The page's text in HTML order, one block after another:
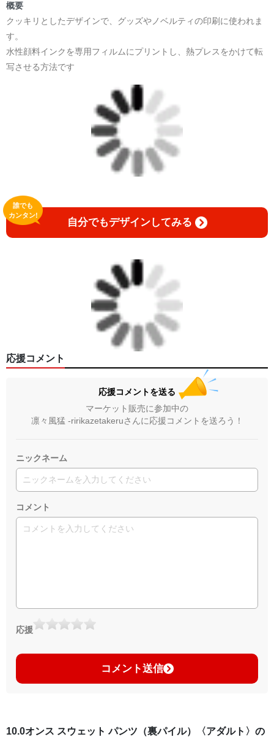
日本語版: https://amzn.asia/d/1pxD3g4
小説 [弛まぬ言霊] 挿画&グッズカタログ
<デザイン画集:Comics Style Version.>
＜著者:挿画作成＞ 凛々風 猛 -リリカゼタケル
日本語版: https://amzn.asia/d/fxD6D5U
小説 [弛まぬ言霊] <挿画:スケッチ&塗り絵ver.>
-挿画デザイン画集&グッズカタログ-
＜著者/小説:作詞:挿画作成＞
凛々風 猛-リリカゼタケル
<デザイン画集&グッズカタログ>
＿＿＿＿＿＿＿＿＿＿＿＿＿＿＿＿＿＿＿＿＿＿
挿画&グッズカタログ <デザイン画集:BEST版>
＜著者:挿画作成＞ 凛々風 猛 -リリカゼタケル
日本語版: https://amzn.asia/d/fMWTZVg
小説 [刺すように燃えるような眼差しは] -Version2.
挿画&グッズカタログ <デザイン画集:BEST版>
＜著者:絵本/挿画作成＞ 凛々風 猛 -リリカゼタケル
日本語版: https://amzn.asia/d/hMo8oB0
▶︎小説 [刺すように燃えるような眼差しは]
-Comics Style Version.
挿画&グッズカタログ <デザイン画集:BEST版>
＿＿＿＿＿＿＿＿＿＿＿＿＿＿＿＿＿＿＿＿＿＿
▶︎SUZURI https://suzuri.jp/ririkazetakeru
▶︎UP-T up-t.jp/creator/66b9c067ae64e
概要
クッキリとしたデザインで、グッズやノベルティの印刷に使われま
す。
水性顔料インクを専用フィルムにプリントし、熱プレスをかけて転
写させる方法です
自分でもデザインしてみる
誰でも
カンタン!
応援コメント
応援コメントを送る
マーケット販売に参加中の
凛々風猛 -ririkazetakeruさんに応援コメントを送ろう！
ニックネーム
コメント
応援
コメント送信
10.0オンス スウェット パンツ（裏パイル）〈アダルト〉の